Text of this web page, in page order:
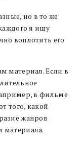
но в то же
я ищу
воплотить его
материал. Если в
в фильме
того, какой
жанров
материала.